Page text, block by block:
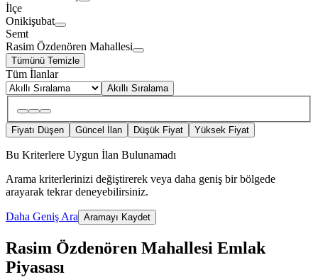
İlçe
Onikişubat
Semt
Rasim Özdenören Mahallesi
Tümünü Temizle
Tüm İlanlar
Akıllı Sıralama
Fiyatı Düşen Güncel İlan Düşük Fiyat Yüksek Fiyat
Bu Kriterlere Uygun İlan Bulunamadı
Arama kriterlerinizi değiştirerek veya daha geniş bir bölgede
arayarak tekrar deneyebilirsiniz.
Daha Geniş Ara Aramayı Kaydet
Rasim Özdenören Mahallesi Emlak
Piyasası